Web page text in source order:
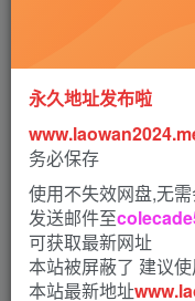
飞鸟影视app提供多条
非高速线路，因为高
还是韩剧日剧都能轻
路径，无需等待缓存
软件特色
永久地址发布啦
务必保存
使用不失效网盘,无
发送邮件至
可获取最新网址
本站被屏蔽了 建议
本站最新地址